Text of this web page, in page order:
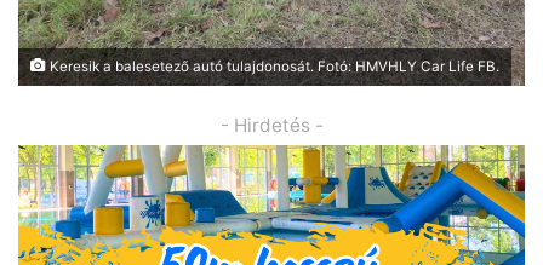
Keresik a balesetező autó tulajdonosát. Fotó: HMVHLY Car Life FB.
- Hirdetés -